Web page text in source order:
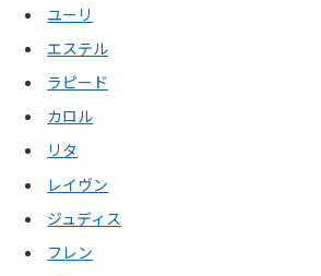
ユーリ
エステル
ラピード
カロル
リタ
レイヴン
ジュディス
フレン